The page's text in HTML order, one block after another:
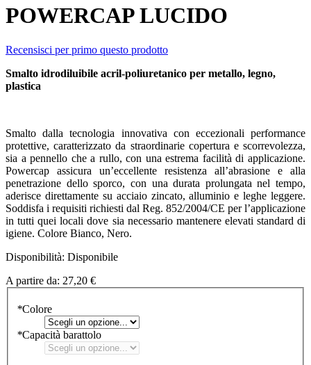
POWERCAP LUCIDO
Recensisci per primo questo prodotto
Smalto idrodiluibile acril-poliuretanico per metallo, legno,
plastica
Smalto dalla tecnologia innovativa con eccezionali performance
protettive, caratterizzato da straordinarie copertura e scorrevolezza,
sia a pennello che a rullo, con una estrema facilità di applicazione.
Powercap assicura un’eccellente resistenza all’abrasione e alla
penetrazione dello sporco, con una durata prolungata nel tempo,
aderisce direttamente su acciaio zincato, alluminio e leghe leggere.
Soddisfa i requisiti richiesti dal Reg. 852/2004/CE per l’applicazione
in tutti quei locali dove sia necessario mantenere elevati standard di
igiene. Colore Bianco, Nero.
Disponibilità: Disponibile
A partire da: 27,20 €
*Colore
*Capacità barattolo